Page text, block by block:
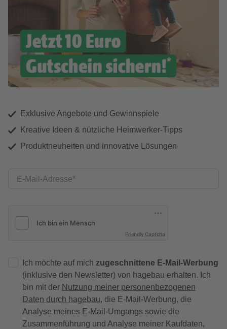
Exklusive Angebote und Gewinnspiele
Kreative Ideen & nützliche Heimwerker-Tipps
Produktneuheiten und innovative Lösungen
E-Mail-Adresse
Friendly Captcha
Ich möchte auf mich zugeschnittene E-Mail-Werbung
(inklusive den Newsletter) von hagebau erhalten. Ich
bin mit der Nutzung meiner personenbezogenen
Daten durch hagebau, die E-Mail-Werbung, die
Analyse meines E-Mail-Umgangs sowie die
Zusammenführung und Analyse meiner Kaufdaten,